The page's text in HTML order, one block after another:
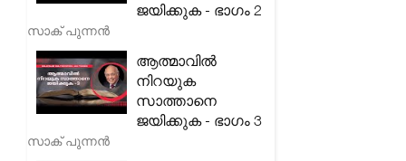
ജയിക്കുക - ഭാഗം 2
സാക് പുന്നൻ
ആത്മാവിൽ
നിറയുക
സാത്താനെ
ജയിക്കുക - ഭാഗം 3
സാക് പുന്നൻ